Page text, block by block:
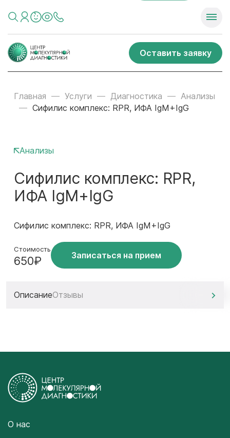
Оставить заявку
Главная Услуги Диагностика
Анализы
Сифилис комплекс: RPR, ИФА IgM+IgG
Анализы
Сифилис комплекс: RPR,
ИФА IgM+IgG
Сифилис комплекс: RPR, ИФА IgM+IgG
Стоимость
650₽ Записаться на прием
ОписаниеОтзывы
О нас